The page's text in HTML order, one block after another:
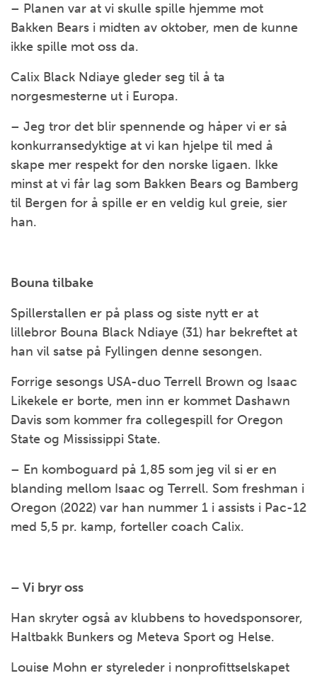
– Planen var at vi skulle spille hjemme mot
Bakken Bears i midten av oktober, men de kunne
ikke spille mot oss da.
Calix Black Ndiaye gleder seg til å ta
norgesmesterne ut i Europa.
– Jeg tror det blir spennende og håper vi er så
konkurransedyktige at vi kan hjelpe til med å
skape mer respekt for den norske ligaen. Ikke
minst at vi får lag som Bakken Bears og Bamberg
til Bergen for å spille er en veldig kul greie, sier
han.
Bouna tilbake
Spillerstallen er på plass og siste nytt er at
lillebror Bouna Black Ndiaye (31) har bekreftet at
han vil satse på Fyllingen denne sesongen.
Forrige sesongs USA-duo Terrell Brown og Isaac
Likekele er borte, men inn er kommet Dashawn
Davis som kommer fra collegespill for Oregon
State og Mississippi State.
– En komboguard på 1,85 som jeg vil si er en
blanding mellom Isaac og Terrell. Som freshman i
Oregon (2022) var han nummer 1 i assists i Pac-12
med 5,5 pr. kamp, forteller coach Calix.
– Vi bryr oss
Han skryter også av klubbens to hovedsponsorer,
Haltbakk Bunkers og Meteva Sport og Helse.
Louise Mohn er styreleder i nonprofittselskapet